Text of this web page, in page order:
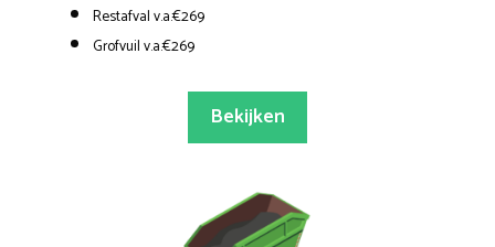
Restafval v.a.€269
Grofvuil v.a.€269
Bekijken